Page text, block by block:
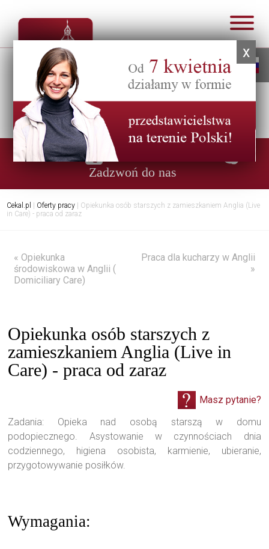
Infolinia:
0048 57 47 01 284
Zadzwoń do nas
Cekal.pl Oferty pracy
Opiekunka osób starszych z zamieszkaniem Anglia (Live
in Care) - praca od zaraz
« Opiekunka
środowiskowa w Anglii (
Domiciliary Care)
Praca dla kucharzy w Anglii
»
Opiekunka osób starszych z
zamieszkaniem Anglia (Live in
Care) - praca od zaraz
Masz pytanie?
Zadania: Opieka nad osobą starszą w domu
podopiecznego. Asystowanie w czynnościach dnia
codziennego, higiena osobista, karmienie, ubieranie,
przygotowywanie posiłków.
Wymagania:
x